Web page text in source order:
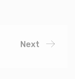
Next